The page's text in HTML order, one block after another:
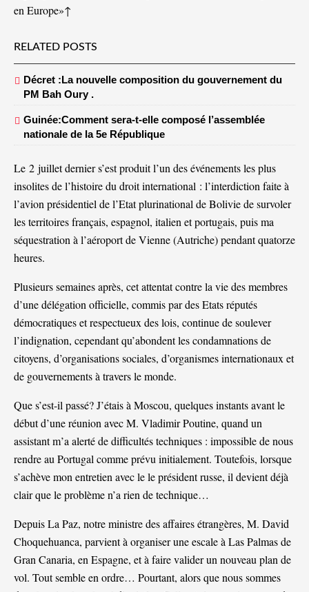
en Europe»↑
RELATED POSTS
Décret :La nouvelle composition du gouvernement du
PM Bah Oury .
Guinée:Comment sera-t-elle composé l’assemblée
nationale de la 5e République
Le 2 juillet dernier s’est produit l’un des événements les plus
insolites de l’histoire du droit international : l’interdiction faite à
l’avion présidentiel de l’Etat plurinational de Bolivie de survoler
les territoires français, espagnol, italien et portugais, puis ma
séquestration à l’aéroport de Vienne (Autriche) pendant quatorze
heures.
Plusieurs semaines après, cet attentat contre la vie des membres
d’une délégation officielle, commis par des Etats réputés
démocratiques et respectueux des lois, continue de soulever
l’indignation, cependant qu’abondent les condamnations de
citoyens, d’organisations sociales, d’organismes internationaux et
de gouvernements à travers le monde.
Que s’est-il passé? J’étais à Moscou, quelques instants avant le
début d’une réunion avec M. Vladimir Poutine, quand un
assistant m’a alerté de difficultés techniques : impossible de nous
rendre au Portugal comme prévu initialement. Toutefois, lorsque
s’achève mon entretien avec le le président russe, il devient déjà
clair que le problème n’a rien de technique…
Depuis La Paz, notre ministre des affaires étrangères, M. David
Choquehuanca, parvient à organiser une escale à Las Palmas de
Gran Canaria, en Espagne, et à faire valider un nouveau plan de
vol. Tout semble en ordre… Pourtant, alors que nous sommes